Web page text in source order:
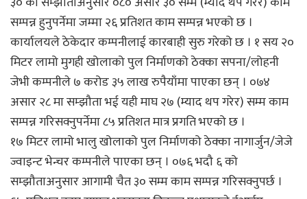
सम्पन्न हुनुपर्नेमा जम्मा २६ प्रतिशत काम सम्पन्न भएको छ ।
कार्यालयले ठेकेदार कम्पनीलाई कारबाही सुरु गरेको छ । १ सय २०
मिटर लामो मुगही खोलाको पुल निर्माणको ठेक्का सपना/लोहनी
जेभी कम्पनीले ७ करोड ३५ लाख रुपैयाँमा पाएका छन् । ०७४
असार २८ मा सम्झौता भई यही माघ २७ (म्याद थप गरेर) सम्म काम
सम्पन्न गरिसक्नुपर्नेमा ८५ प्रतिशत मात्र प्रगति भएको छ ।
१७ मिटर लामो भालु खोलाको पुल निर्माणको ठेक्का नागार्जुन/जेजे
ज्वाइन्ट भेन्चर कम्पनीले पाएका छन् । ०७६ भदौ ६ को
सम्झौताअनुसार आगामी चैत ३० सम्म काम सम्पन्न गरिसक्नुपर्छ ।